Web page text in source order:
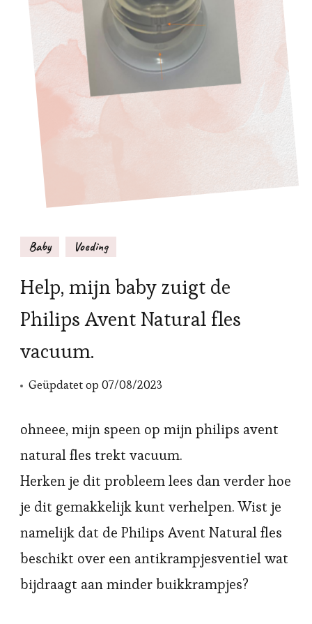
Baby Voeding
Help, mijn baby zuigt de
Philips Avent Natural fles
vacuum.
Geüpdatet op 07/08/2023
ohneee, mijn speen op mijn philips avent
natural fles trekt vacuum.
Herken je dit probleem lees dan verder hoe
je dit gemakkelijk kunt verhelpen. Wist je
namelijk dat de Philips Avent Natural fles
beschikt over een antikrampjesventiel wat
bijdraagt aan minder buikkrampjes?